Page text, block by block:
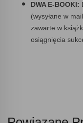
DWA E-BOOKI:
(wysyłane w
zawarte w
osiągnięcia